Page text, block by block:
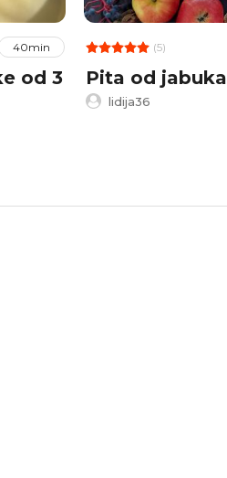
40min
od 3
(5)
Pita od jabuka
lidija36